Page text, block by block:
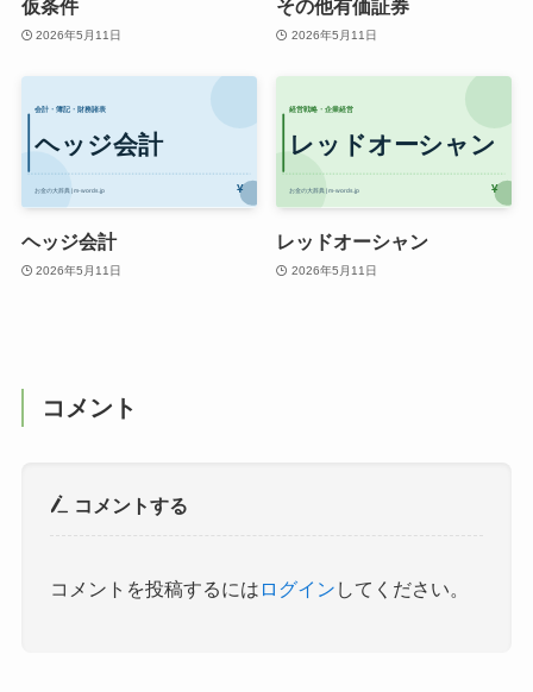
仮条件
2026年5月11日
その他有価証券
2026年5月11日
ヘッジ会計
2026年5月11日
レッドオーシャン
2026年5月11日
コメント
コメントする
コメントを投稿するには ログイン してください。